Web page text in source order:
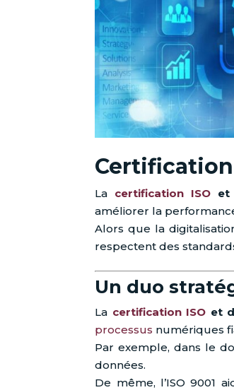
La certification ISOet
améliorer la
Alors que la
respectent des
Un duo
La certification ISO et
processus numériques
Par exemple, dans le
données.
De même, l’ISO 9001